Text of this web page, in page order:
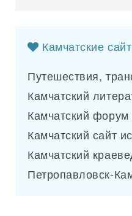
Камчатские
Путешествия,
Камчатский
Камчатский форум
Камчатский сайт
Камчатский
Петропавловск-